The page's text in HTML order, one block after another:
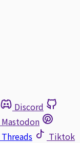
Discord
Mastodon
Threads
Tiktok